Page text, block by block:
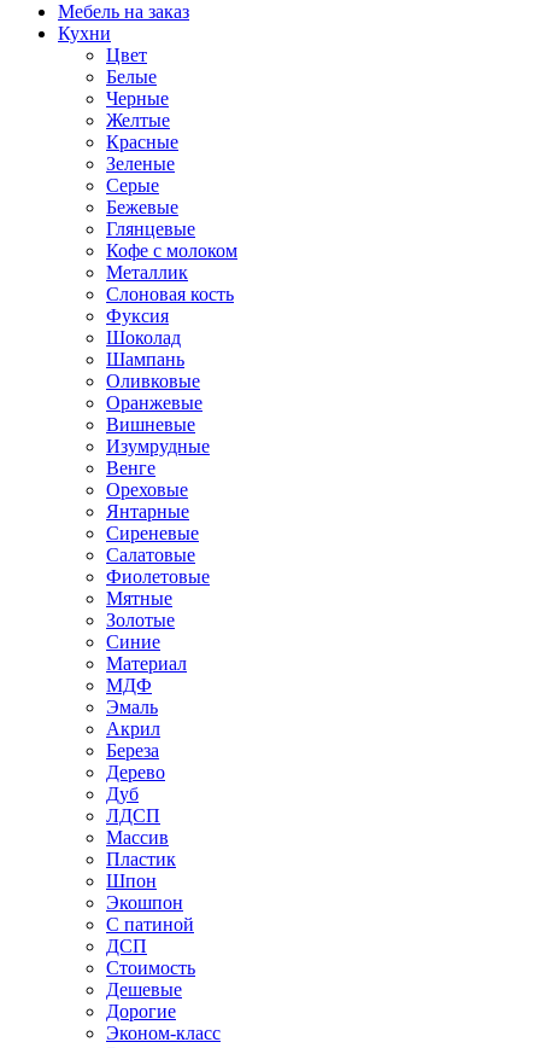
Мебель на заказ
Кухни
Цвет
Белые
Черные
Желтые
Красные
Зеленые
Серые
Бежевые
Глянцевые
Кофе с молоком
Металлик
Слоновая кость
Фуксия
Шоколад
Шампань
Оливковые
Оранжевые
Вишневые
Изумрудные
Венге
Ореховые
Янтарные
Сиреневые
Салатовые
Фиолетовые
Мятные
Золотые
Синие
Материал
МДФ
Эмаль
Акрил
Береза
Дерево
Дуб
ЛДСП
Массив
Пластик
Шпон
Экошпон
С патиной
ДСП
Стоимость
Дешевые
Дорогие
Эконом-класс